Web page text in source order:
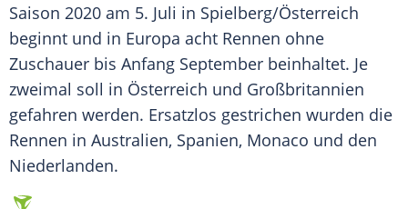
Saison 2020 am 5. Juli in Spielberg/Österreich
beginnt und in Europa acht Rennen ohne
Zuschauer bis Anfang September beinhaltet. Je
zweimal soll in Österreich und Großbritannien
gefahren werden. Ersatzlos gestrichen wurden die
Rennen in Australien, Spanien, Monaco und den
Niederlanden.